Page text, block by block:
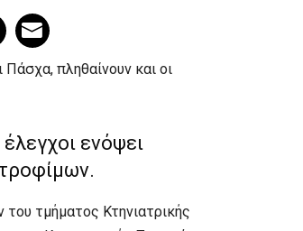
πληθαίνουν και οι
ενόψει
τμήματος Κτηνιατρικής